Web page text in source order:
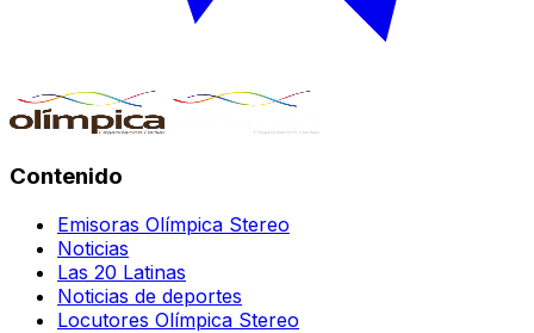
Contenido
Emisoras Olímpica Stereo
Noticias
Las 20 Latinas
Noticias de deportes
Locutores Olímpica Stereo